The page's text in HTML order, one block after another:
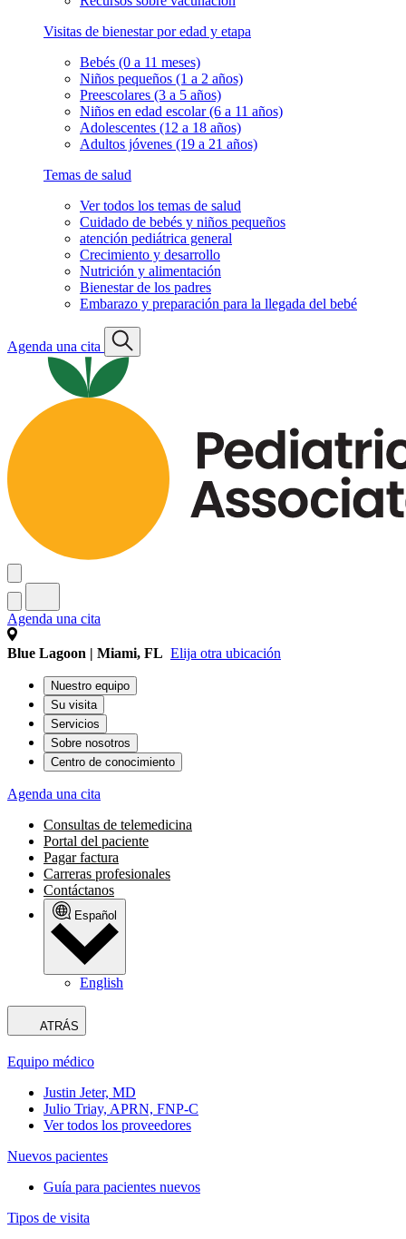
Visitas de bienestar por edad y etapa
Bebés (0 a 11 meses)
Niños pequeños (1 a 2 años)
Preescolares (3 a 5 años)
Niños en edad escolar (6 a 11 años)
Adolescentes (12 a 18 años)
Adultos jóvenes (19 a 21 años)
Temas de salud
Ver todos los temas de salud
Cuidado de bebés y niños pequeños
atención pediátrica general
Crecimiento y desarrollo
Nutrición y alimentación
Bienestar de los padres
Embarazo y preparación para la llegada del bebé
Agenda una cita
Agenda una cita
Blue Lagoon | Miami, FL Elija otra ubicación
Nuestro equipo
Su visita
Servicios
Sobre nosotros
Centro de conocimiento
Agenda una cita
Consultas de telemedicina
Portal del paciente
Pagar factura
Carreras profesionales
Contáctanos
Español
English
ATRÁS
Equipo médico
Justin Jeter, MD
Julio Triay, APRN, FNP-C
Ver todos los proveedores
Nuevos pacientes
Guía para pacientes nuevos
Tipos de visita